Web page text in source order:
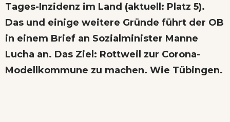
Tages-Inzidenz im Land (aktuell: Platz 5).
Das und einige weitere Gründe führt der OB
in einem Brief an Sozialminister Manne
Lucha an. Das Ziel: Rottweil zur Corona-
Modellkommune zu machen. Wie Tübingen.